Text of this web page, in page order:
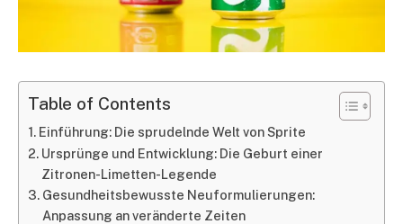
Table of Contents
Einführung: Die sprudelnde Welt von Sprite
Ursprünge und Entwicklung: Die Geburt einer
Zitronen-Limetten-Legende
Gesundheitsbewusste Neuformulierungen:
Anpassung an veränderte Zeiten